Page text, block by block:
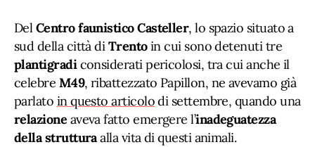
DelCentro faunistico Casteller, lo spazio situato a
sud della città diTrentoin cui sono detenuti tre
plantigradiconsiderati pericolosi, tra cui anche il
celebre M49, ribattezzato Papillon, ne avevamo già
parlato in questo articolodi settembre, quando una
relazione aveva fatto emergere l’inadeguatezza
della strutturaalla vita di questi animali.